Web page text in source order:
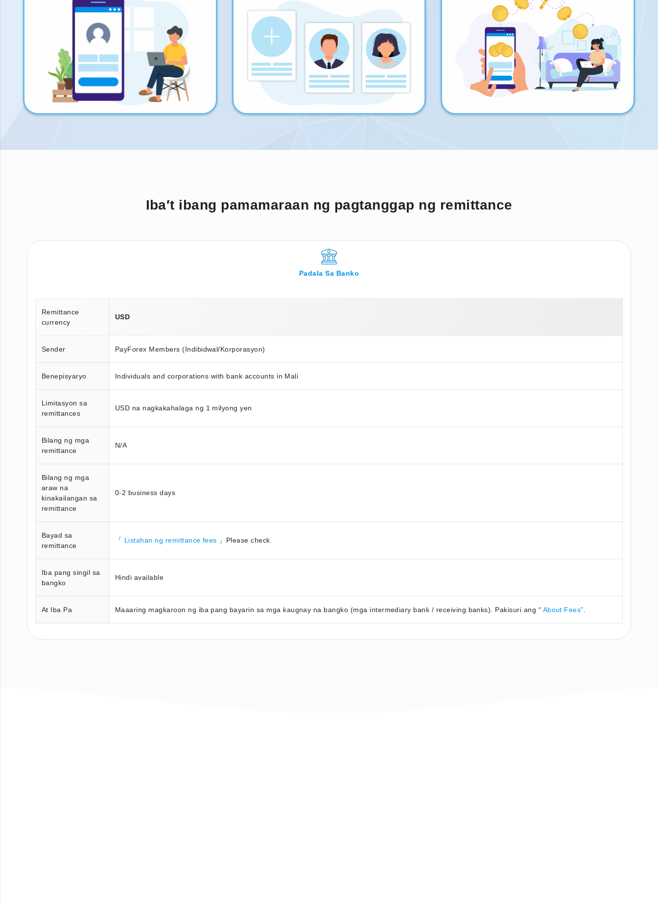
Iba′t ibang pamamaraan ng pagtanggap ng remittance
Padala Sa Banko
Remittance
currency
USD
Sender PayForex Members (Indibidwal/Korporasyon)
Benepisyaryo Individuals and corporations with bank accounts in Mali
Limitasyon sa
remittances
USD na nagkakahalaga ng 1 milyong yen
Bilang ng mga
remittance
N/A
Bilang ng mga
araw na
kinakailangan sa
remittance
0-2 business days
Bayad sa
remittance
「 Listahan ng remittance fees 」Please check
Iba pang singil sa
bangko
Hindi available
At Iba Pa Maaaring magkaroon ng iba pang bayarin sa mga kaugnay na bangko (mga intermediary bank / receiving banks). Pakisuri ang “ About Fees"